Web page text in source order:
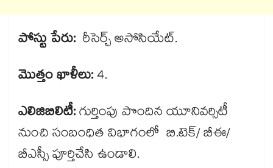
పోస్టు పేరు: రీసెర్చ్ అసోసియేట్.
మొత్తం ఖాళీలు:4.
ఎలిజిబిలిటీ:గుర్తింపు పొందిన యూనివర్సిటీ
నుంచి సంబంధిత విభాగంలో బి.టెక్/ బీఈ/
బీఎస్సీ పూర్తిచేసి ఉండాలి.